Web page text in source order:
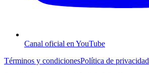
Canal oficial en YouTube
Términos y condicionesPolítica de privacidad